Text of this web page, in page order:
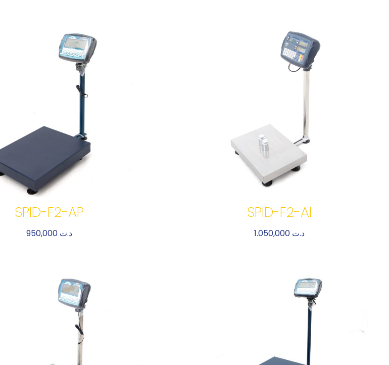
SPID-F2-AP
د.ت
SPID-F2-AI
د.ت